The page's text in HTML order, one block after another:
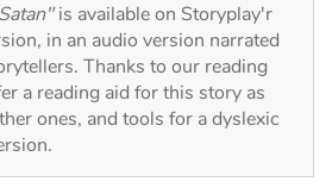
is available on Storyplay'r
in an audio version narrated
Thanks to our reading
a reading aid for this story as
ones, and tools for a dyslexic